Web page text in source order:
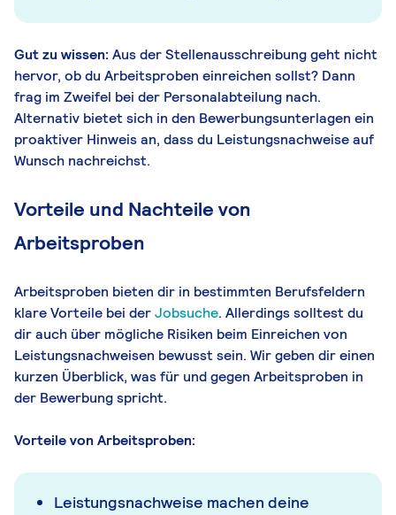
Gut zu wissen: Aus der Stellenausschreibung geht nicht
hervor, ob du Arbeitsproben einreichen sollst? Dann
frag im Zweifel bei der Personalabteilung nach.
Alternativ bietet sich in den Bewerbungsunterlagen ein
proaktiver Hinweis an, dass du Leistungsnachweise auf
Wunsch nachreichst.
Vorteile und Nachteile von
Arbeitsproben
Arbeitsproben bieten dir in bestimmten Berufsfeldern
klare Vorteile bei derJobsuche. Allerdings solltest du
dir auch über mögliche Risiken beim Einreichen von
Leistungsnachweisen bewusst sein. Wir geben dir einen
kurzen Überblick, was für und gegen Arbeitsproben in
der Bewerbung spricht.
Vorteile von Arbeitsproben:
Leistungsnachweise machen deine